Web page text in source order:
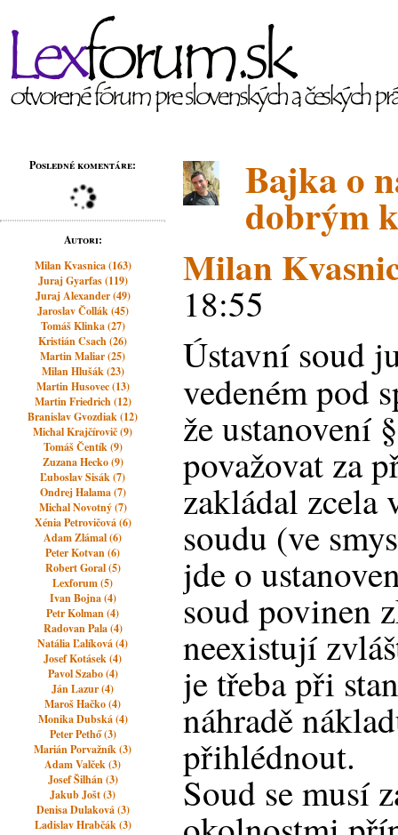
Posledné komentáre:
Autori:
Milan Kvasnica (163)
Juraj Gyarfas (119)
Juraj Alexander (49)
Jaroslav Čollák (45)
Tomáš Klinka (27)
Kristián Csach (26)
Martin Maliar (25)
Milan Hlušák (23)
Martin Husovec (13)
Martin Friedrich (12)
Branislav Gvozdiak (12)
Michal Krajčírovič (9)
Tomáš Čentík (9)
Zuzana Hecko (9)
Ľuboslav Sisák (7)
Ondrej Halama (7)
Michal Novotný (7)
Xénia Petrovičová (6)
Adam Zlámal (6)
Peter Kotvan (6)
Robert Goral (5)
Lexforum (5)
Ivan Bojna (4)
Petr Kolman (4)
Radovan Pala (4)
Natália Ľalíková (4)
Josef Kotásek (4)
Pavol Szabo (4)
Ján Lazur (4)
Maroš Hačko (4)
Monika Dubská (4)
Peter Pethő (3)
Marián Porvažník (3)
Adam Valček (3)
Josef Šilhán (3)
Jakub Jošt (3)
Denisa Dulaková (3)
Ladislav Hrabčák (3)
Bajka o
dobrým
Milan
18:55
Ústavní soud
vedeném pod
že ustanovení
považovat za
zakládal zcela
soudu (ve
jde o
soud povinen
neexistují
je třeba při
náhradě
přihlédnout.
Soud se musí